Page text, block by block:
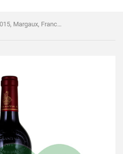
"Château Giscours"2015, Margaux, France︱"シャトー • ジスクール"2015, マルゴー, フランス | 750ml